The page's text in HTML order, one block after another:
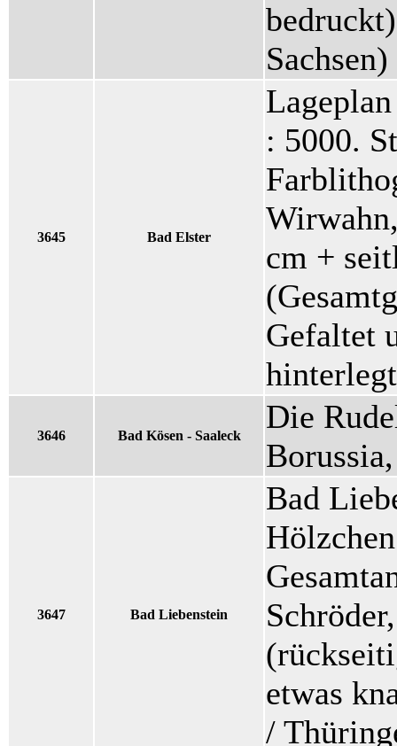
Sachsen)
3645 Bad Elster
: 5000.
cm +
Gefaltet
3646 Bad Kösen - Saaleck
Die
3647 Bad Liebenstein
Bad
etwas
/